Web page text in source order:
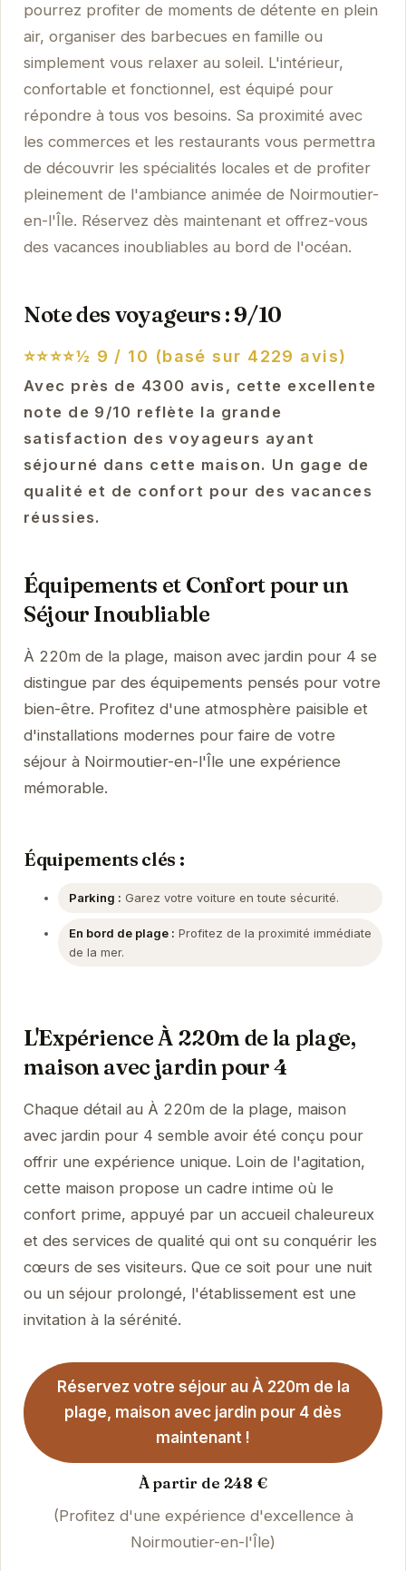
pourrez profiter de moments de détente en plein
air, organiser des barbecues en famille ou
simplement vous relaxer au soleil. L'intérieur,
confortable et fonctionnel, est équipé pour
répondre à tous vos besoins. Sa proximité avec
les commerces et les restaurants vous permettra
de découvrir les spécialités locales et de profiter
pleinement de l'ambiance animée de Noirmoutier-
en-l'Île. Réservez dès maintenant et offrez-vous
des vacances inoubliables au bord de l'océan.
Note des voyageurs : 9/10
⭐⭐⭐⭐½ 9 / 10 (basé sur 4229 avis)
Avec près de 4300 avis, cette excellente
note de 9/10 reflète la grande
satisfaction des voyageurs ayant
séjourné dans cette maison. Un gage de
qualité et de confort pour des vacances
réussies.
Équipements et Confort pour un
Séjour Inoubliable
À 220m de la plage, maison avec jardin pour 4 se
distingue par des équipements pensés pour votre
bien-être. Profitez d'une atmosphère paisible et
d'installations modernes pour faire de votre
séjour à Noirmoutier-en-l'Île une expérience
mémorable.
Équipements clés :
Parking : Garez votre voiture en toute sécurité.
En bord de plage : Profitez de la proximité immédiate
de la mer.
L'Expérience À 220m de la plage,
maison avec jardin pour 4
Chaque détail au À 220m de la plage, maison
avec jardin pour 4 semble avoir été conçu pour
offrir une expérience unique. Loin de l'agitation,
cette maison propose un cadre intime où le
confort prime, appuyé par un accueil chaleureux
et des services de qualité qui ont su conquérir les
cœurs de ses visiteurs. Que ce soit pour une nuit
ou un séjour prolongé, l'établissement est une
invitation à la sérénité.
Réservez votre séjour au À 220m de la
plage, maison avec jardin pour 4 dès
maintenant !
À partir de 248 €
(Profitez d'une expérience d'excellence à
Noirmoutier-en-l'Île)